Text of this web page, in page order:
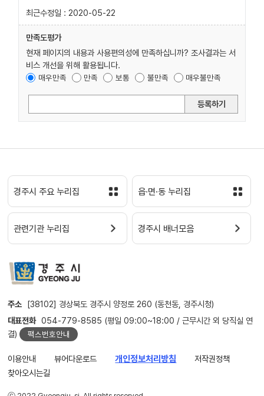
최근수정일 : 2020-05-22
만족도평가
현재 페이지의 내용과 사용편의성에 만족하십니까? 조사결과는 서
비스 개선을 위해 활용됩니다.
매우만족 만족 보통 불만족 매우불만족
등록하기
경주시 주요 누리집 읍·면·동 누리집
관련기관 누리집 경주시 배너모음
주소 [38102] 경상북도 경주시 양정로 260 (동천동, 경주시청)
대표전화 054-779-8585 (평일 09:00~18:00 / 근무시간 외 당직실 연
결)
팩스번호안내
이용안내 뷰어다운로드 개인정보처리방침
저작권정책
찾아오시는길